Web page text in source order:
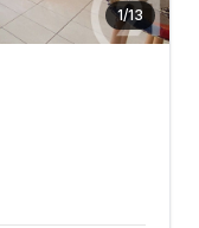
1/13